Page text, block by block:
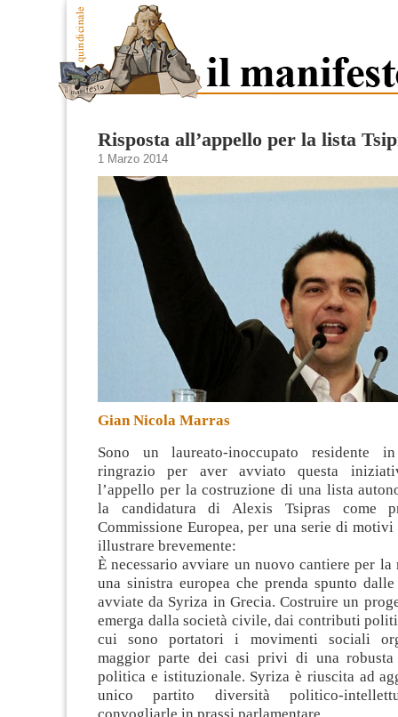
Risposta all’appello per la lista
1 Marzo 2014
Gian Nicola Marras
Sono un laureato-inoccupato residente
ringrazio per aver avviato questa
l’appello per la costruzione di una lista
la candidatura di Alexis Tsipras come
Commissione Europea, per una serie di motivi
illustrare brevemente:
È necessario avviare un nuovo cantiere per
una sinistra europea che prenda spunto
avviate da Syriza in Grecia. Costruire un
emerga dalla società civile, dai contributi
cui sono portatori i movimenti sociali
maggior parte dei casi privi di una robusta
politica e istituzionale. Syriza è riuscita ad
unico partito diversità politico-